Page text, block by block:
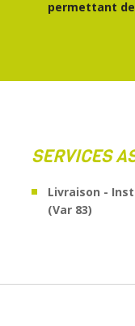
permettant
SERVICES
Livraison -
(Var 83)